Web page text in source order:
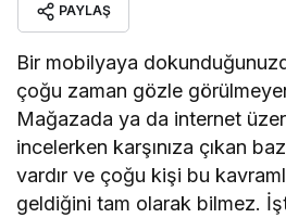
PAYLAŞ
Bir mobilyaya
çoğu zaman gözle
Mağazada ya da internet
incelerken karşınıza çıkan
vardır ve çoğu kişi bu
geldiğini tam olarak bilmez.